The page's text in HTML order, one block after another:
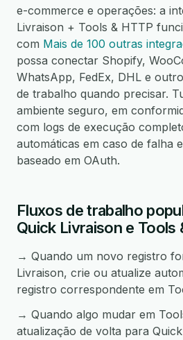
e-commerce e operações: a
Livraison + Tools & HTTP
com Mais de 100 outras
possa conectar Shopify,
WhatsApp, FedEx, DHL e
de trabalho quando precisar.
ambiente seguro, em
com logs de execução
automáticas em caso de falha
baseado em OAuth.
Fluxos de trabalho
Quick Livraison e Tools
→ Quando um novo registro
Livraison, crie ou atualize
registro correspondente em
→ Quando algo mudar em
atualização de volta para